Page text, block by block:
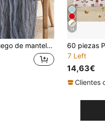
de mesa de fiesta, decoración de banquete, regalo de boda, mantel de comedor, regalo de boda, mantel de cocina, adecuado para diversas ocasiones como fiestas, bodas, despedidas de soltera, cumpleaños, baby showers, Halloween, Navidad, Año Nuevo, etc.
14
7 Left
14,63€